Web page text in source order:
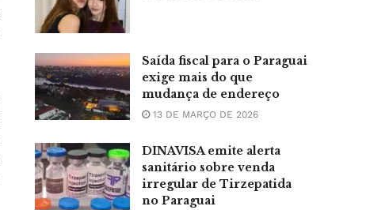
Saída fiscal para o Paraguai
exige mais do que
mudança de endereço
13 DE MARÇO DE 2026
DINAVISA emite alerta
sanitário sobre venda
irregular de Tirzepatida
no Paraguai